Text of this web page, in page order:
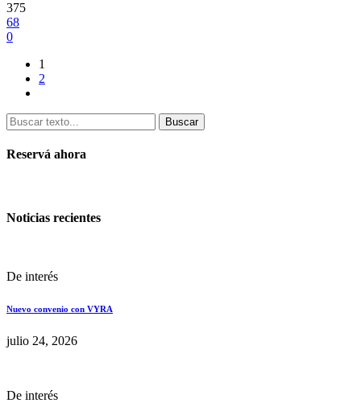
375
68
0
1
2
Buscar
Reservá ahora
Noticias recientes
De interés
Nuevo convenio con VYRA
julio 24, 2026
De interés